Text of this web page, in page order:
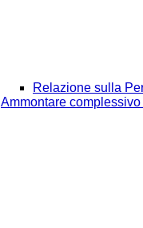
Relazione sulla
Ammontare